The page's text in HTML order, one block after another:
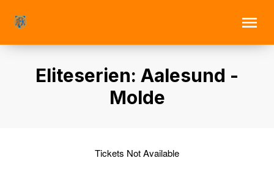
Eliteserien: Aalesund -
Molde
Tickets Not Available